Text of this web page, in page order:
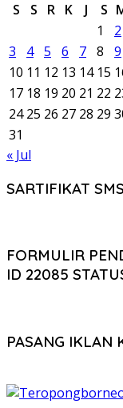
S
S R K J S
1
2
3
4 5 6 7 8
9
10 11 12 13 14 15
17 18 19 20 21 22
24 25 26 27 28 29
31
« Jul
SARTIFIKAT
FORMULIR
ID 22085
PASANG